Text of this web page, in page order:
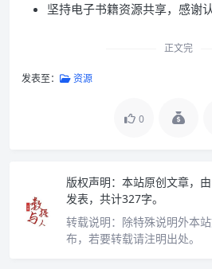
坚持电子书籍资源共享，感谢认
正文完
发表至： 资源
0
版权声明： 本站原创文章，由
发表，共计327字。
转载说明： 除特殊说明外本
布，若要转载请注明出处。